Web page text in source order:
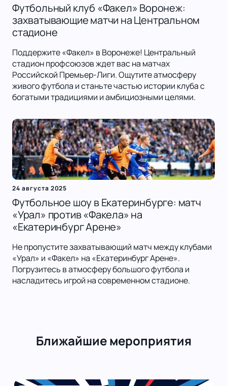
Футбольный клуб «Факел» Воронеж:
захватывающие матчи на Центральном
стадионе
Поддержите «Факел» в Воронеже! Центральный
стадион профсоюзов ждет вас на матчах
Российской Премьер-Лиги. Ощутите атмосферу
живого футбола и станьте частью истории клуба с
богатыми традициями и амбициозными целями.
24 августа 2025
Футбольное шоу в Екатеринбурге: матч
«Урал» против «Факела» на
«Екатеринбург Арене»
Не пропустите захватывающий матч между клубами
«Урал» и «Факел» на «Екатеринбург Арене».
Погрузитесь в атмосферу большого футбола и
насладитесь игрой на современном стадионе.
Ближайшие мероприятия